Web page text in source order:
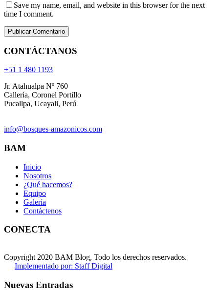
Save my name, email, and website in this browser for the next
time I comment.
CONTÁCTANOS
+51 1 480 1193
Jr. Atahualpa Nº 760
Callería, Coronel Portillo
Pucallpa, Ucayali, Perú
info@bosques-amazonicos.com
BAM
Inicio
Nosotros
¿Qué hacemos?
Equipo
Galería
Contáctenos
CONECTA
Copyright 2020 BAM Blog, Todo los derechos reservados.
Implementado por: Staff Digital
Nuevas Entradas